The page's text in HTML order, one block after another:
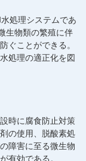
処理システムであ
生物類の繁殖に伴
ぐことができる。
処理の適正化を図
時に腐食防止対策
の使用、脱酸素処
障害に至る微生物
有効である。